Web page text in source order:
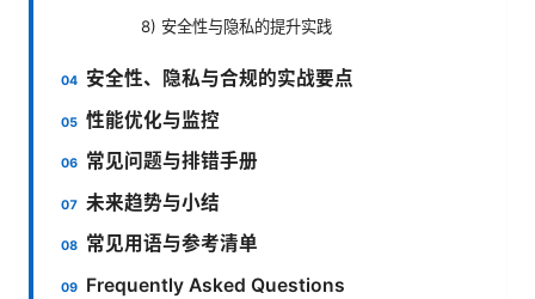
8) 安全性与隐私的提升实践
安全性、隐私与合规的实战要点
性能优化与监控
常见问题与排错手册
未来趋势与小结
常见用语与参考清单
Frequently Asked Questions